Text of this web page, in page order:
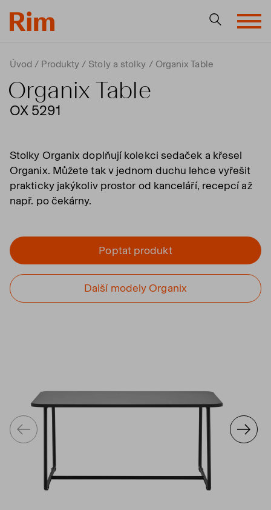
Úvod Produkty Stoly a stolky Organix Table
Organix Table
OX 5291
Stolky Organix doplňují kolekci sedaček a křesel
Organix. Můžete tak v jednom duchu lehce vyřešit
prakticky jakýkoliv prostor od kanceláří, recepcí až
např. po čekárny.
Poptat produkt
Další modely Organix